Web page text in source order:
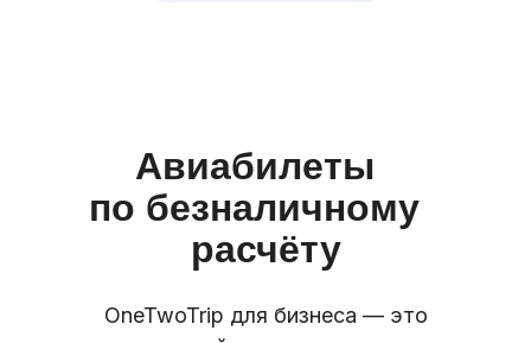
OneTwoTrip для бизнеса — это
Авиабилеты
по безналичному
расчёту